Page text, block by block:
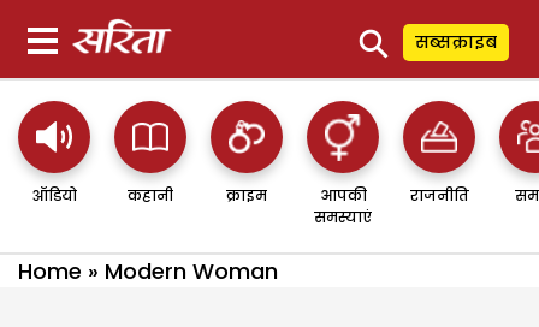
⚲ सब्सक्राइब
ऑडियो कहानी क्राइम
आपकी
समस्याएं
राजनीति
Home » Modern Woman